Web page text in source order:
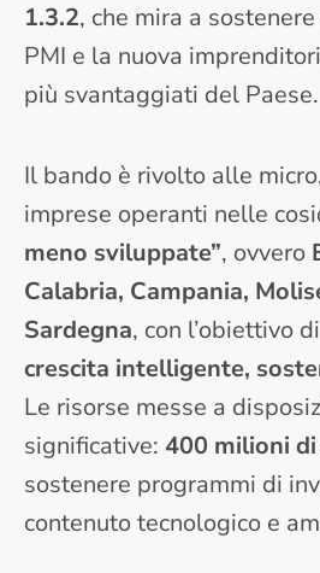
1.3.2, che mira a
PMI e la nuova
più svantaggiati del Paese.
Il bando è rivolto alle
imprese operanti nelle
meno sviluppate”, ovvero
Calabria, Campania,
Sardegna, con l’obiettivo di
crescita intelligente,
Le risorse messe a
significative: 400 milioni
sostenere programmi di
contenuto tecnologico e